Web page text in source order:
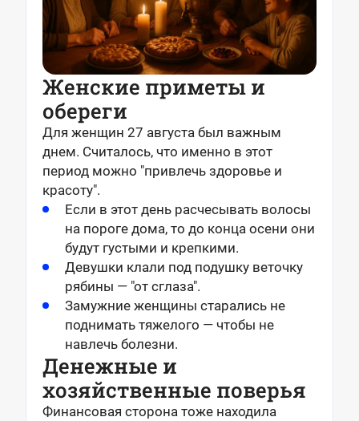
Женские приметы и
обереги
Для женщин 27 августа был важным
днем. Считалось, что именно в этот
период можно "привлечь здоровье и
красоту".
Если в этот день расчесывать волосы
на пороге дома, то до конца осени они
будут густыми и крепкими.
Девушки клали под подушку веточку
рябины — "от сглаза".
Замужние женщины старались не
поднимать тяжелого — чтобы не
навлечь болезни.
Денежные и
хозяйственные поверья
Финансовая сторона тоже находила